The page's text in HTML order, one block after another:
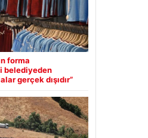
forma
belediyeden
gerçek dışıdır”